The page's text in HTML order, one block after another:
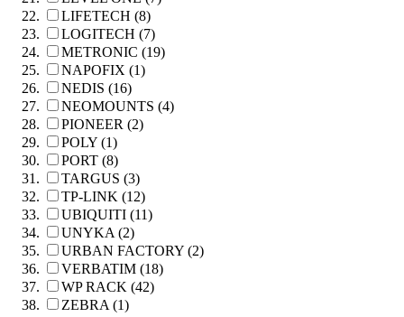
LIFETECH (8)
LOGITECH (7)
METRONIC (19)
NAPOFIX (1)
NEDIS (16)
NEOMOUNTS (4)
PIONEER (2)
POLY (1)
PORT (8)
TARGUS (3)
TP-LINK (12)
UBIQUITI (11)
UNYKA (2)
URBAN FACTORY (2)
VERBATIM (18)
WP RACK (42)
ZEBRA (1)